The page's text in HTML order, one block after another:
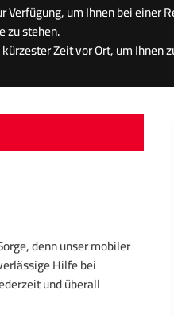
um Ihnen bei einer
zu stehen.
Zeit vor Ort, um Ihnen
denn unser mobiler
Hilfe bei
und überall